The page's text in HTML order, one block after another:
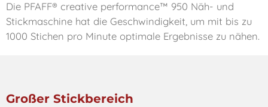
Die PFAFF® creative performance™ 950 Näh- und
Stickmaschine hat die Geschwindigkeit, um mit bis zu
1000 Stichen pro Minute optimale Ergebnisse zu nähen.
Großer Stickbereich